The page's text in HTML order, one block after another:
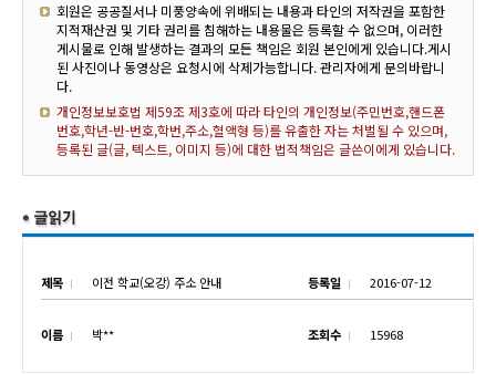
회원은 공공질서나 미풍양속에 위배되는 내용과 타인의 저작권을 포함한
지적재산권 및 기타 권리를 침해하는 내용물은 등록할 수 없으며, 이러한
게시물로 인해 발생하는 결과의 모든 책임은 회원 본인에게 있습니다.게시
된 사진이나 동영상은 요청시에 삭제가능합니다. 관리자에게 문의바랍니
다.
개인정보보호법 제59조 제3호에 따라 타인의 개인정보(주민번호,핸드폰
번호,학년-반-번호,학번,주소,혈액형 등)를 유출한 자는 처벌될 수 있으며,
등록된 글(글, 텍스트, 이미지 등)에 대한 법적책임은 글쓴이에게 있습니다.
제목 이전 학교(오강) 주소 안내 등록일 2016-07-12
이름 박** 조회수 15968